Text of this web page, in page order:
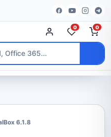
0 0
6.1.8